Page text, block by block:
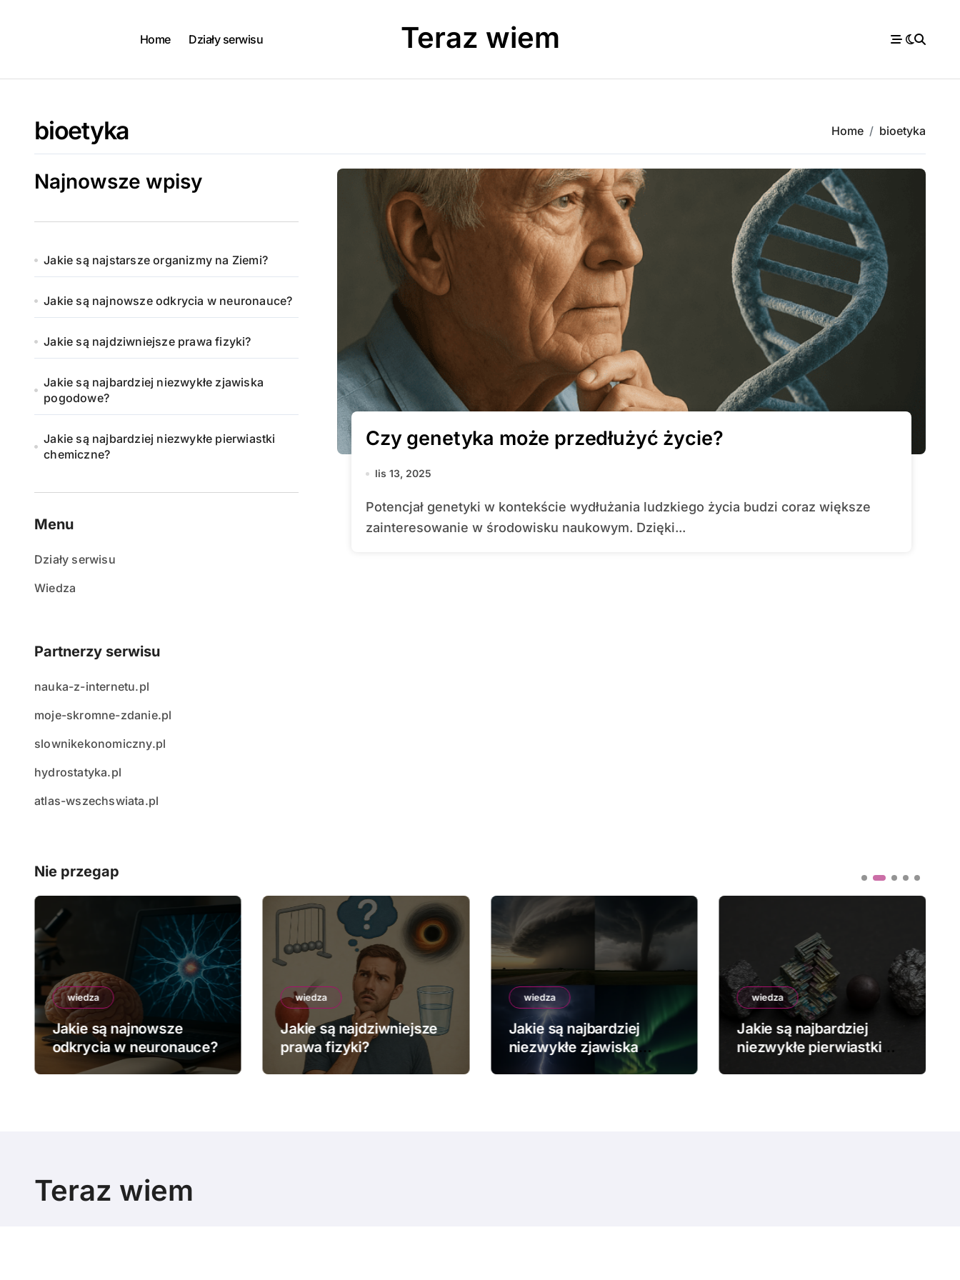
Home Działy serwisu Teraz wiem
bioetyka Home bioetyka
Najnowsze wpisy
Jakie są najstarsze organizmy na Ziemi?
Jakie są najnowsze odkrycia w neuronauce?
Jakie są najdziwniejsze prawa fizyki?
Jakie są najbardziej niezwykłe zjawiska
pogodowe?
Jakie są najbardziej niezwykłe pierwiastki
chemiczne?
Menu
Działy serwisu
Wiedza
Partnerzy serwisu
nauka-z-internetu.pl
moje-skromne-zdanie.pl
slownikekonomiczny.pl
hydrostatyka.pl
atlas-wszechswiata.pl
Czy genetyka może przedłużyć życie?
lis 13, 2025
Potencjał genetyki w kontekście wydłużania ludzkiego życia budzi coraz większe
zainteresowanie w środowisku naukowym. Dzięki...
Nie przegap
wiedza
Jakie są najnowsze
odkrycia w neuronauce?
wiedza
Jakie są najdziwniejsze
prawa fizyki?
wiedza
Jakie są najbardziej
niezwykłe zjawiska
pogodowe?
wiedza
Jakie są najbardziej
niezwykłe pierwiastki
Teraz wiem